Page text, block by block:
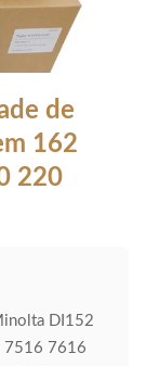
de
162
220
DI152
7516 7616